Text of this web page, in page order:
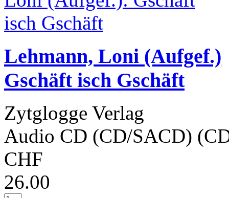
Lehmann, Loni (Aufgef.)
Gschäft isch Gschäft
Zytglogge Verlag
Audio CD (CD/SACD)
CHF
26.00